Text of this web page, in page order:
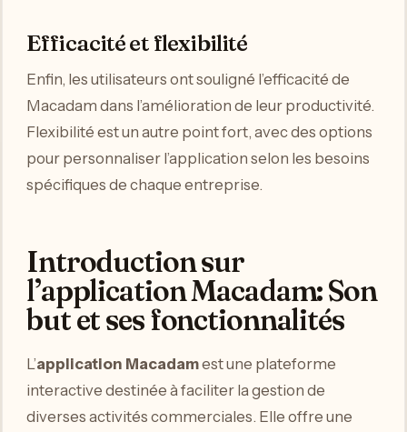
Efficacité et flexibilité
Enfin, les utilisateurs ont souligné l’efficacité de
Macadam dans l’amélioration de leur productivité.
Flexibilité est un autre point fort, avec des options
pour personnaliser l’application selon les besoins
spécifiques de chaque entreprise.
Introduction sur
l’application Macadam: Son
but et ses fonctionnalités
L’application Macadamest une plateforme
interactive destinée à faciliter la gestion de
diverses activités commerciales. Elle offre une